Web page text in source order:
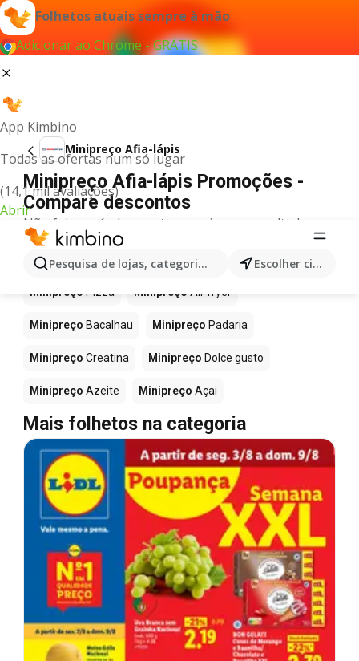
Folhetos atuais sempre à mão
Adicionar ao Chrome - GRÁTIS
App Kimbino
Todas as ofertas num só lugar
(14,1 mil avaliações)
Abrir
Pesquisa de lojas, categorias,produtos... Escolher cidade
Minipreço Afia-lápis
Minipreço Afia-lápis Promoções -
Compare descontos
Não foi possível encontrar quaisquer resultados
para este termo.
Mais produtos em Minipreço
Minipreço Pizza Minipreço Air fryer
Minipreço Bacalhau Minipreço Padaria
Minipreço Creatina Minipreço Dolce gusto
Minipreço Azeite Minipreço Açai
Mais folhetos na categoria